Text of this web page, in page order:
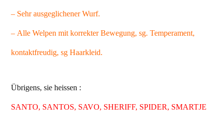
– Sehr ausgeglichener Wurf.
– Alle Welpen mit korrekter Bewegung, sg. Temperament,
kontaktfreudig, sg Haarkleid.
Übrigens, sie heissen :
SANTO, SANTOS, SAVO, SHERIFF, SPIDER, SMARTJE